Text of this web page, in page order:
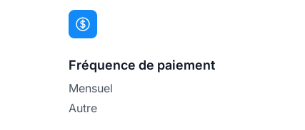
Fréquence de paiement
Mensuel
Autre